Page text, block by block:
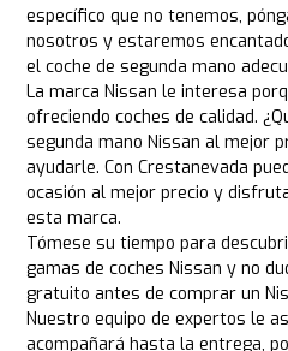
específico que no tenemos,
nosotros y estaremos
el coche de segunda mano
La marca Nissan le interesa
ofreciendo coches de calidad.
segunda mano Nissan al mejor
ayudarle. Con Crestanevada
ocasión al mejor precio y
esta marca.
Tómese su tiempo para
gamas de coches Nissan y no
gratuito antes de comprar un
Nuestro equipo de expertos le
acompañará hasta la entrega,